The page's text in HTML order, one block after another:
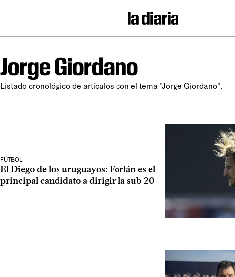
Jorge Giordano
Listado cronológico de artículos con el tema "Jorge Giordano".
FÚTBOL
El Diego de los uruguayos: Forlán es el
principal candidato a dirigir la sub 20